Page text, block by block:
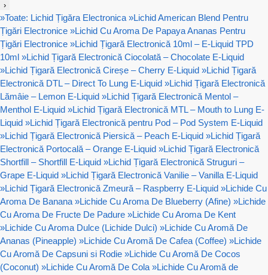
›
»Toate: Lichid Țigăra Electronica »Lichid American Blend Pentru
Țigări Electronice »Lichid Cu Aroma De Papaya Ananas Pentru
Țigări Electronice »Lichid Țigară Electronică 10ml – E-Liquid TPD
10ml »Lichid Țigară Electronică Ciocolată – Chocolate E-Liquid
»Lichid Țigară Electronică Cireșe – Cherry E-Liquid »Lichid Țigară
Electronică DTL – Direct To Lung E-Liquid »Lichid Țigară Electronică
Lămâie – Lemon E-Liquid »Lichid Țigară Electronică Mentol –
Menthol E-Liquid »Lichid Țigară Electronică MTL – Mouth to Lung E-
Liquid »Lichid Țigară Electronică pentru Pod – Pod System E-Liquid
»Lichid Țigară Electronică Piersică – Peach E-Liquid »Lichid Țigară
Electronică Portocală – Orange E-Liquid »Lichid Țigară Electronică
Shortfill – Shortfill E-Liquid »Lichid Țigară Electronică Struguri –
Grape E-Liquid »Lichid Țigară Electronică Vanilie – Vanilla E-Liquid
»Lichid Țigară Electronică Zmeură – Raspberry E-Liquid »Lichide Cu
Aroma De Banana »Lichide Cu Aroma De Blueberry (Afine) »Lichide
Cu Aroma De Fructe De Padure »Lichide Cu Aroma De Kent
»Lichide Cu Aroma Dulce (Lichide Dulci) »Lichide Cu Aromă De
Ananas (Pineapple) »Lichide Cu Aromă De Cafea (Coffee) »Lichide
Cu Aromă De Capsuni si Rodie »Lichide Cu Aromă De Cocos
(Coconut) »Lichide Cu Aromă De Cola »Lichide Cu Aromă de